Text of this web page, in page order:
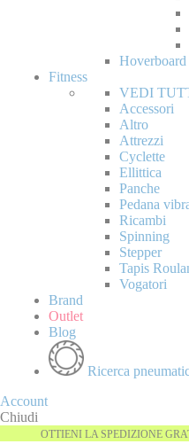
Hoverboard
Fitness
VEDI
Accessori
Altro
Attrezzi
Cyclette
Ellittica
Panche
Pedana
Ricambi
Spinning
Stepper
Tapis
Vogatori
Brand
Outlet
Blog
Ricerca
Account
Chiudi
OTTIENI LA SPEDIZIONE